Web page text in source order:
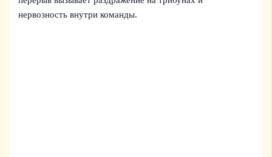
нервозность внутри команды.